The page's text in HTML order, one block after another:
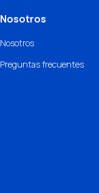
Nosotros
Nosotros
Preguntas frecuentes